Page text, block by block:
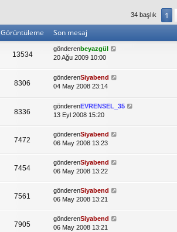
34 başlık 1
Görüntüleme Son mesaj
13534
gönderenbeyazgül
20 Ağu 2009 10:00
8306
gönderenSiyabend
04 May 2008 23:14
8336
gönderenEVRENSEL_35
13 Eyl 2008 15:20
7472
gönderenSiyabend
06 May 2008 13:23
7454
gönderenSiyabend
06 May 2008 13:22
7561
gönderenSiyabend
06 May 2008 13:21
7905
gönderenSiyabend
06 May 2008 13:21